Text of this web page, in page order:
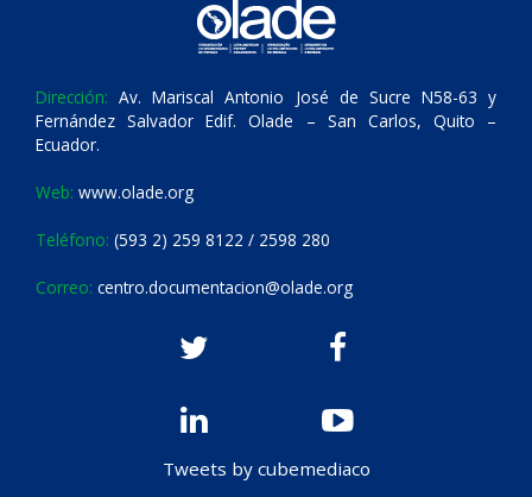
Dirección: Av. Mariscal Antonio José de Sucre N58-63 y
Fernández Salvador Edif. Olade – San Carlos, Quito –
Ecuador.
Web: www.olade.org
Teléfono: (593 2) 259 8122 / 2598 280
Correo: centro.documentacion@olade.org
Tweets by cubemediaco